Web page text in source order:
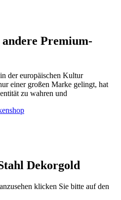
Premium-
der europäischen Kultur
einer großen Marke gelingt, hat
zu wahren und
Dekorgold
klicken Sie bitte auf den